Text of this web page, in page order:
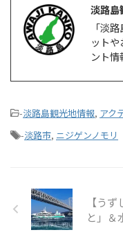
淡路島
「淡
ット
ント情
-淡路島観光地情報, アク
-淡路市, ニジゲンノモリ
【う
と」＆